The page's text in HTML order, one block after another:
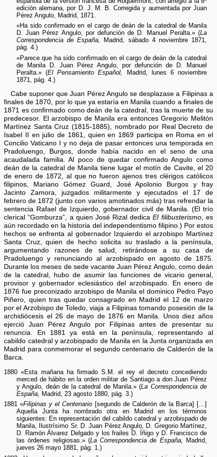
edición alemana, por D. J. M. B. Corregida y aumentada por Juan
Pérez Angulo, Madrid, 1871.
«Ha sido confirmado en el cargo de deán de la catedral de Manila
D. Juan Pérez Angulo, por defunción de D. Manuel Peralta.» (La
Correspondencia de España,
Madrid, sábado 4 noviembre 1871,
pág. 4.)
«Parece que ha sido confirmado en el cargo de deán de la catedral
de Manila D. Juan Pérez Angulo, por defunción de D. Manuel
Peralta.» (El Pensamiento Español,
Madrid, lunes 6 noviembre
1871, pág. 4.)
Cabe suponer que Juan Pérez Angulo se desplazase a Filipinas a
finales de 1870, por lo que ya estaría en Manila cuando a finales de
1871 es confirmado como deán de la catedral, tras la muerte de su
predecesor. El arzobispo de Manila era entonces Gregorio Melitón
Martínez Santa Cruz (1815-1885), nombrado por Real Decreto de
Isabel II en julio de 1861, quien en 1869 participa en Roma en el
Concilio Vaticano I y no deja de pasar entonces una temporada en
Pradoluengo, Burgos, donde había nacido en el seno de una
acaudalada familia. Al poco de quedar confirmado Angulo como
deán de la catedral de Manila tiene lugar el motín de Cavite, el 20
de enero de 1872, al que no fueron ajenos tres clérigos católicos
filipinos, Mariano Gómez Guard, José Apolonio Burgos y fray
Jacinto Zamora, juzgados militarmente y ejecutados el 17 de
febrero de 1872 (junto con varios amotinados más) tras refrendar la
sentencia Rafael de Izquierdo, gobernador civil de Manila. (El trío
clerical “Gomburza”, a quien José Rizal dedicaEl filibusterismo, es
aún recordado en la historia del independentismo filipino.) Por estos
hechos se enfrenta al gobernador Izquierdo el arzobispo Martínez
Santa Cruz, quien de hecho solicita su traslado a la península,
argumentando razones de salud, retirándose a su casa de
Pradoluengo y renunciando al arzobispado en agosto de 1875.
Durante los meses de sede vacante Juan Pérez Angulo, como deán
de la catedral, hubo de asumir las funciones de vicario general,
provisor y gobernador eclesiástico del arzobispado. En enero de
1876 fue preconizado arzobispo de Manila el dominico Pedro Payo
Piñero, quien tras quedar consagrado en Madrid el 12 de marzo
por el Arzobispo de Toledo, viaja a Filipinas tomando posesión de la
archidiócesis el 26 de mayo de 1876 en Manila. Unos diez años
ejerció Juan Pérez Angulo por Filipinas antes de presentar su
renuncia. En 1881 ya está en la península, representando al
cabildo catedral y arzobispado de Manila en la Junta organizada en
Madrid para conmemorar el segundo centenario de Calderón de la
Barca.
1880 «Esta mañana ha firmado S.M. el rey el decreto concediendo
merced de hábito en la orden militar de Santiago a don Juan Pérez
y Angulo, deán de la catedral de Manila.» (La Correspondencia de
España,
Madrid, 23 agosto 1880, pág. 3.)
1881 «Filipinas y el Centenario [segundo de Calderón de la Barca] […]
Aquella Junta ha nombrado otra en Madrid en los términos
siguientes: En representación del cabildo catedral y arzobispado de
Manila, Ilustrísimo Sr. D. Juan Pérez Angulo, D. Gregorio Martínez,
D. Ramón Álvarez Delgado y los frailes D. Íñigo y D. Francisco de
las órdenes religiosas.» (La Correspondencia de España,
Madrid,
jueves 26 mayo 1881, pág. 1.)